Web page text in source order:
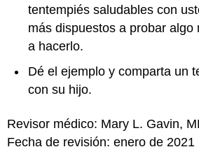
tentempiés saludables con
más dispuestos a probar algo
a hacerlo.
Dé el ejemplo y comparta un
con su hijo.
Revisor médico: Mary L. Gavin,
Fecha de revisión: enero de 2021